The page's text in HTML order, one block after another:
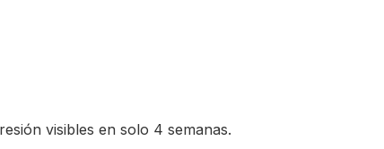
visibles en solo 4 semanas.